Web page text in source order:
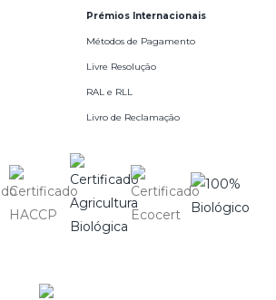
Prémios Internacionais
Métodos de Pagamento
Livre Resolução
RAL e RLL
Livro de Reclamação